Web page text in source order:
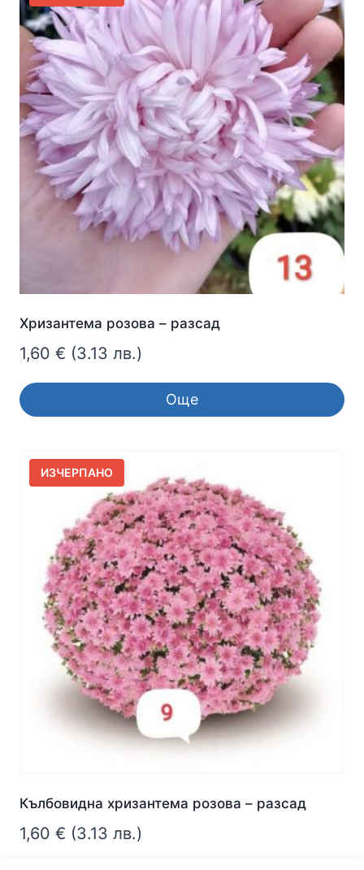
Хризантема розова – разсад
1,60 € (3.13 лв.)
Още
ИЗЧЕРПАНО
Кълбовидна хризантема розова – разсад
1,60 € (3.13 лв.)